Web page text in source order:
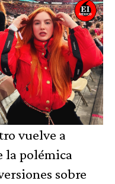
vuelve a
la polémica
sobre